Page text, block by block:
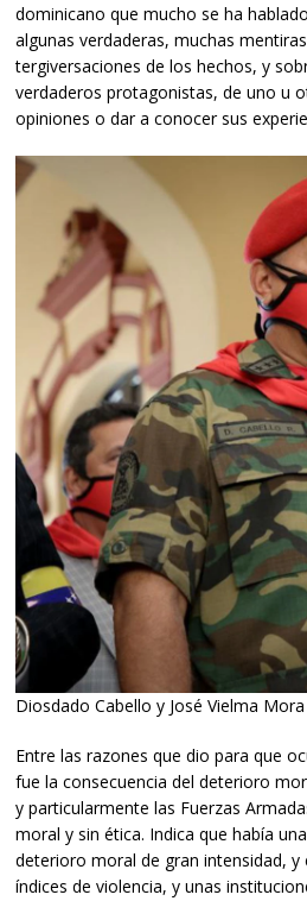
dominicano que mucho se ha
algunas verdaderas, muchas
tergiversaciones de los hechos, y
verdaderos protagonistas, de uno u
opiniones o dar a conocer sus
Diosdado Cabello y José Vielma
Entre las razones que dio para que
fue la consecuencia del deterioro
y particularmente las Fuerzas
moral y sin ética. Indica que había
deterioro moral de gran intensidad,
índices de violencia, y unas